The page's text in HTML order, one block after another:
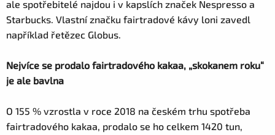
ale spotřebitelé najdou i v kapslích značek Nespresso a
Starbucks. Vlastní značku fairtradové kávy loni zavedl
například řetězec Globus.
Nejvíce se prodalo fairtradového kakaa, „skokanem roku“
je ale bavlna
O 155 % vzrostla v roce 2018 na českém trhu spotřeba
fairtradového kakaa, prodalo se ho celkem 1420 tun,